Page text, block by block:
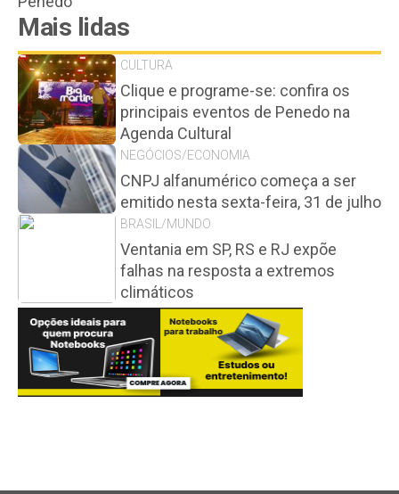
Mais lidas
CULTURA
Clique e programe-se: confira os
principais eventos de Penedo na
Agenda Cultural
NEGÓCIOS/ECONOMIA
CNPJ alfanumérico começa a ser
emitido nesta sexta-feira, 31 de julho
BRASIL/MUNDO
Ventania em SP, RS e RJ expõe
falhas na resposta a extremos
climáticos